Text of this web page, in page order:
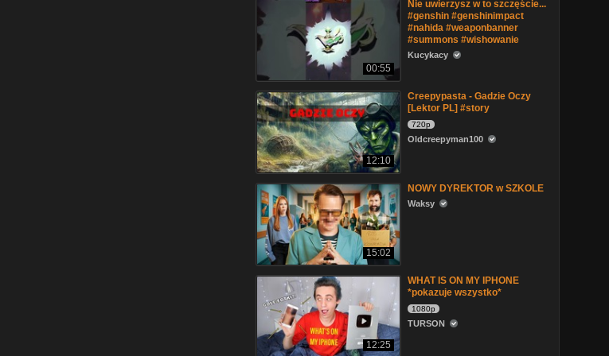
00:55
Nie uwierzysz w to szczęście...
#genshin #genshinimpact
#nahida #weaponbanner
#summons #wishowanie
Kucykacy
12:10
Creepypasta - Gadzie Oczy
[Lektor PL] #story
720p
Oldcreepyman100
15:02
NOWY DYREKTOR w SZKOLE
Waksy
12:25
WHAT IS ON MY IPHONE
*pokazuje wszystko*
1080p
TURSON